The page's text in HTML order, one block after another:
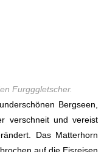
Furgggletscher.
Bergseen,
verschneit und vereist
Das Matterhorn